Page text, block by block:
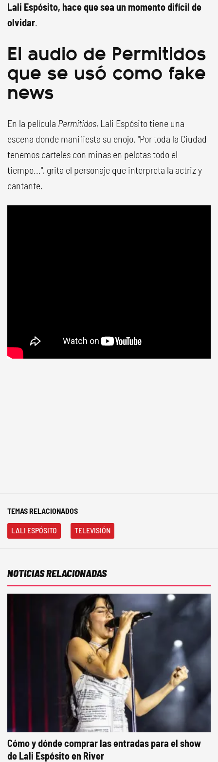
Lali Espósito, hace que sea un momento difícil de
olvidar.
El audio de Permitidos
que se usó como fake
news
En la película Permitidos, Lali Espósito tiene una
escena donde manifiesta su enojo. "Por toda la Ciudad
tenemos carteles con minas en pelotas todo el
tiempo...", grita el personaje que interpreta la actriz y
cantante.
TEMAS RELACIONADOS
LALI ESPÓSITO TELEVISIÓN
NOTICIAS RELACIONADAS
Cómo y dónde comprar las entradas para el show
de Lali Espósito en River